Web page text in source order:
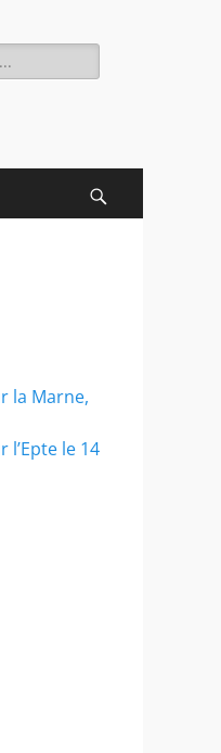
la Marne,
l’Epte le 14